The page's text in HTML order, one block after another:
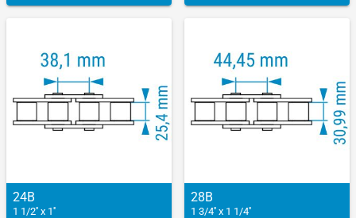
24B
1 1/2'' x 1''
28B
1 3/4'' x 1 1/4''